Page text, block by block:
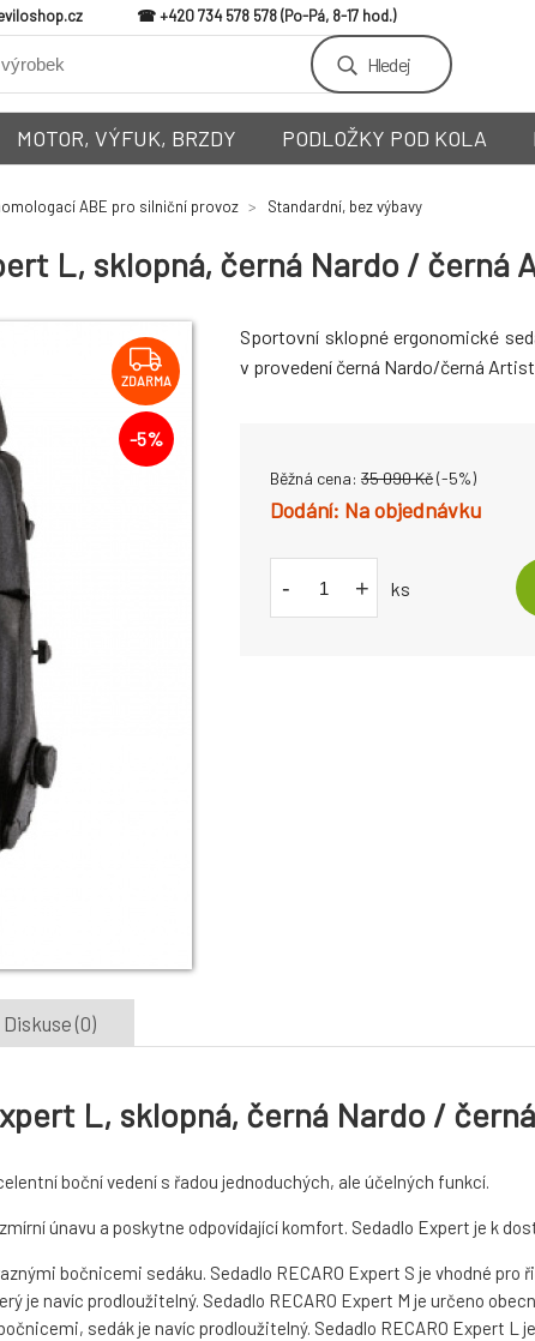
+420 734 578 578
Hledej
MOTOR, VÝFUK, BRZDY PODLOŽKY POD KOLA
ABE pro silniční provoz Standardní, bez výbavy
L, sklopná, černá Nardo / černá
ZDARMA
-5%
Sportovní sklopné ergonomické
v provedení černá Nardo/černá
Běžná cena: 35 090Kč(-5%)
Na objednávku
- + ks
Diskuse (0)
L, sklopná, černá Nardo /
boční vedení s řadou jednoduchých, ale účelných funkcí.
únavu a poskytne odpovídající komfort. Sedadlo Expert je k
bočnicemi sedáku. Sedadlo RECARO Expert S je vhodné pro
je navíc prodloužitelný. Sedadlo RECARO Expert M je určeno
sedák je navíc prodloužitelný. Sedadlo RECARO Expert L